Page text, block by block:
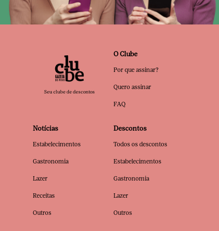
Seu clube de descontos
O Clube
Por que assinar?
Quero assinar
FAQ
Notícias
Estabelecimentos
Gastronomia
Lazer
Receitas
Outros
Descontos
Todos os descontos
Estabelecimentos
Gastronomia
Lazer
Outros